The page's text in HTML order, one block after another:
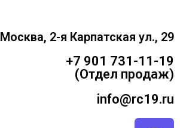
Москва, 2-я Карпатская ул., 29
+7 901 731-11-19
(Отдел продаж)
info@rc19.ru